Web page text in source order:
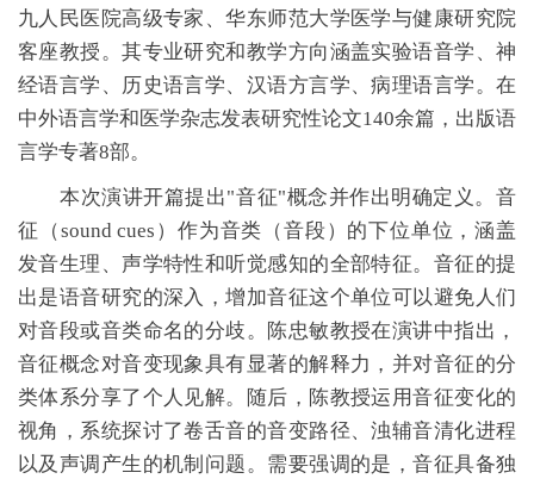
九人民医院高级专家、华东师范大学医学与健康研究院
客座教授。其专业研究和教学方向涵盖实验语音学、神
经语言学、历史语言学、汉语方言学、病理语言学。在
中外语言学和医学杂志发表研究性论文140余篇，出版语
言学专著8部。
本次演讲开篇提出"音征"概念并作出明确定义。音
征（sound cues）作为音类（音段）的下位单位，涵盖
发音生理、声学特性和听觉感知的全部特征。音征的提
出是语音研究的深入，增加音征这个单位可以避免人们
对音段或音类命名的分歧。陈忠敏教授在演讲中指出，
音征概念对音变现象具有显著的解释力，并对音征的分
类体系分享了个人见解。随后，陈教授运用音征变化的
视角，系统探讨了卷舌音的音变路径、浊辅音清化进程
以及声调产生的机制问题。需要强调的是，音征具备独